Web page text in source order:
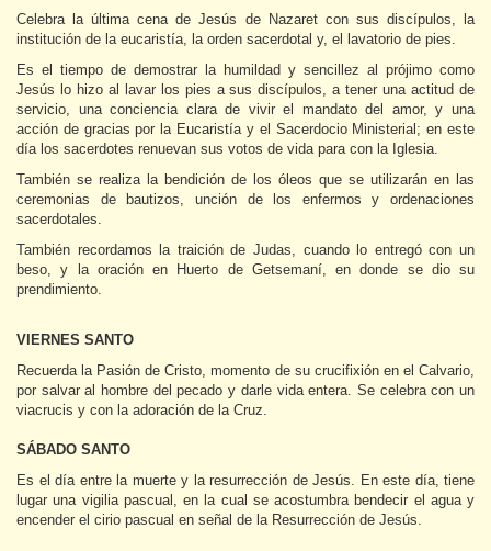
Celebra la última cena de Jesús de Nazaret con sus discípulos, la
institución de la eucaristía, la orden sacerdotal y, el lavatorio de pies.
Es el tiempo de demostrar la humildad y sencillez al prójimo como
Jesús lo hizo al lavar los pies a sus discípulos, a tener una actitud de
servicio, una conciencia clara de vivir el mandato del amor, y una
acción de gracias por la Eucaristía y el Sacerdocio Ministerial; en este
día los sacerdotes renuevan sus votos de vida para con la Iglesia.
También se realiza la bendición de los óleos que se utilizarán en las
ceremonias de bautizos, unción de los enfermos y ordenaciones
sacerdotales.
También recordamos la traición de Judas, cuando lo entregó con un
beso, y la oración en Huerto de Getsemaní, en donde se dio su
prendimiento.
VIERNES SANTO
Recuerda la Pasión de Cristo, momento de su crucifixión en el Calvario,
por salvar al hombre del pecado y darle vida entera. Se celebra con un
viacrucis y con la adoración de la Cruz.
SÁBADO SANTO
Es el día entre la muerte y la resurrección de Jesús. En este día, tiene
lugar una vigilia pascual, en la cual se acostumbra bendecir el agua y
encender el cirio pascual en señal de la Resurrección de Jesús.